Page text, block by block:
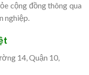
cộng đồng thông qua
nghiệp.
14, Quận 10,